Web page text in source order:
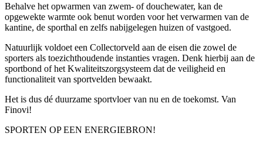
Behalve het opwarmen van zwem- of douchewater, kan de
opgewekte warmte ook benut worden voor het verwarmen van de
kantine, de sporthal en zelfs nabijgelegen huizen of vastgoed.
Natuurlijk voldoet een Collectorveld aan de eisen die zowel de
sporters als toezichthoudende instanties vragen. Denk hierbij aan de
sportbond of het Kwaliteitszorgsysteem dat de veiligheid en
functionaliteit van sportvelden bewaakt.
Het is dus dé duurzame sportvloer van nu en de toekomst. Van
Finovi!
SPORTEN OP EEN ENERGIEBRON!